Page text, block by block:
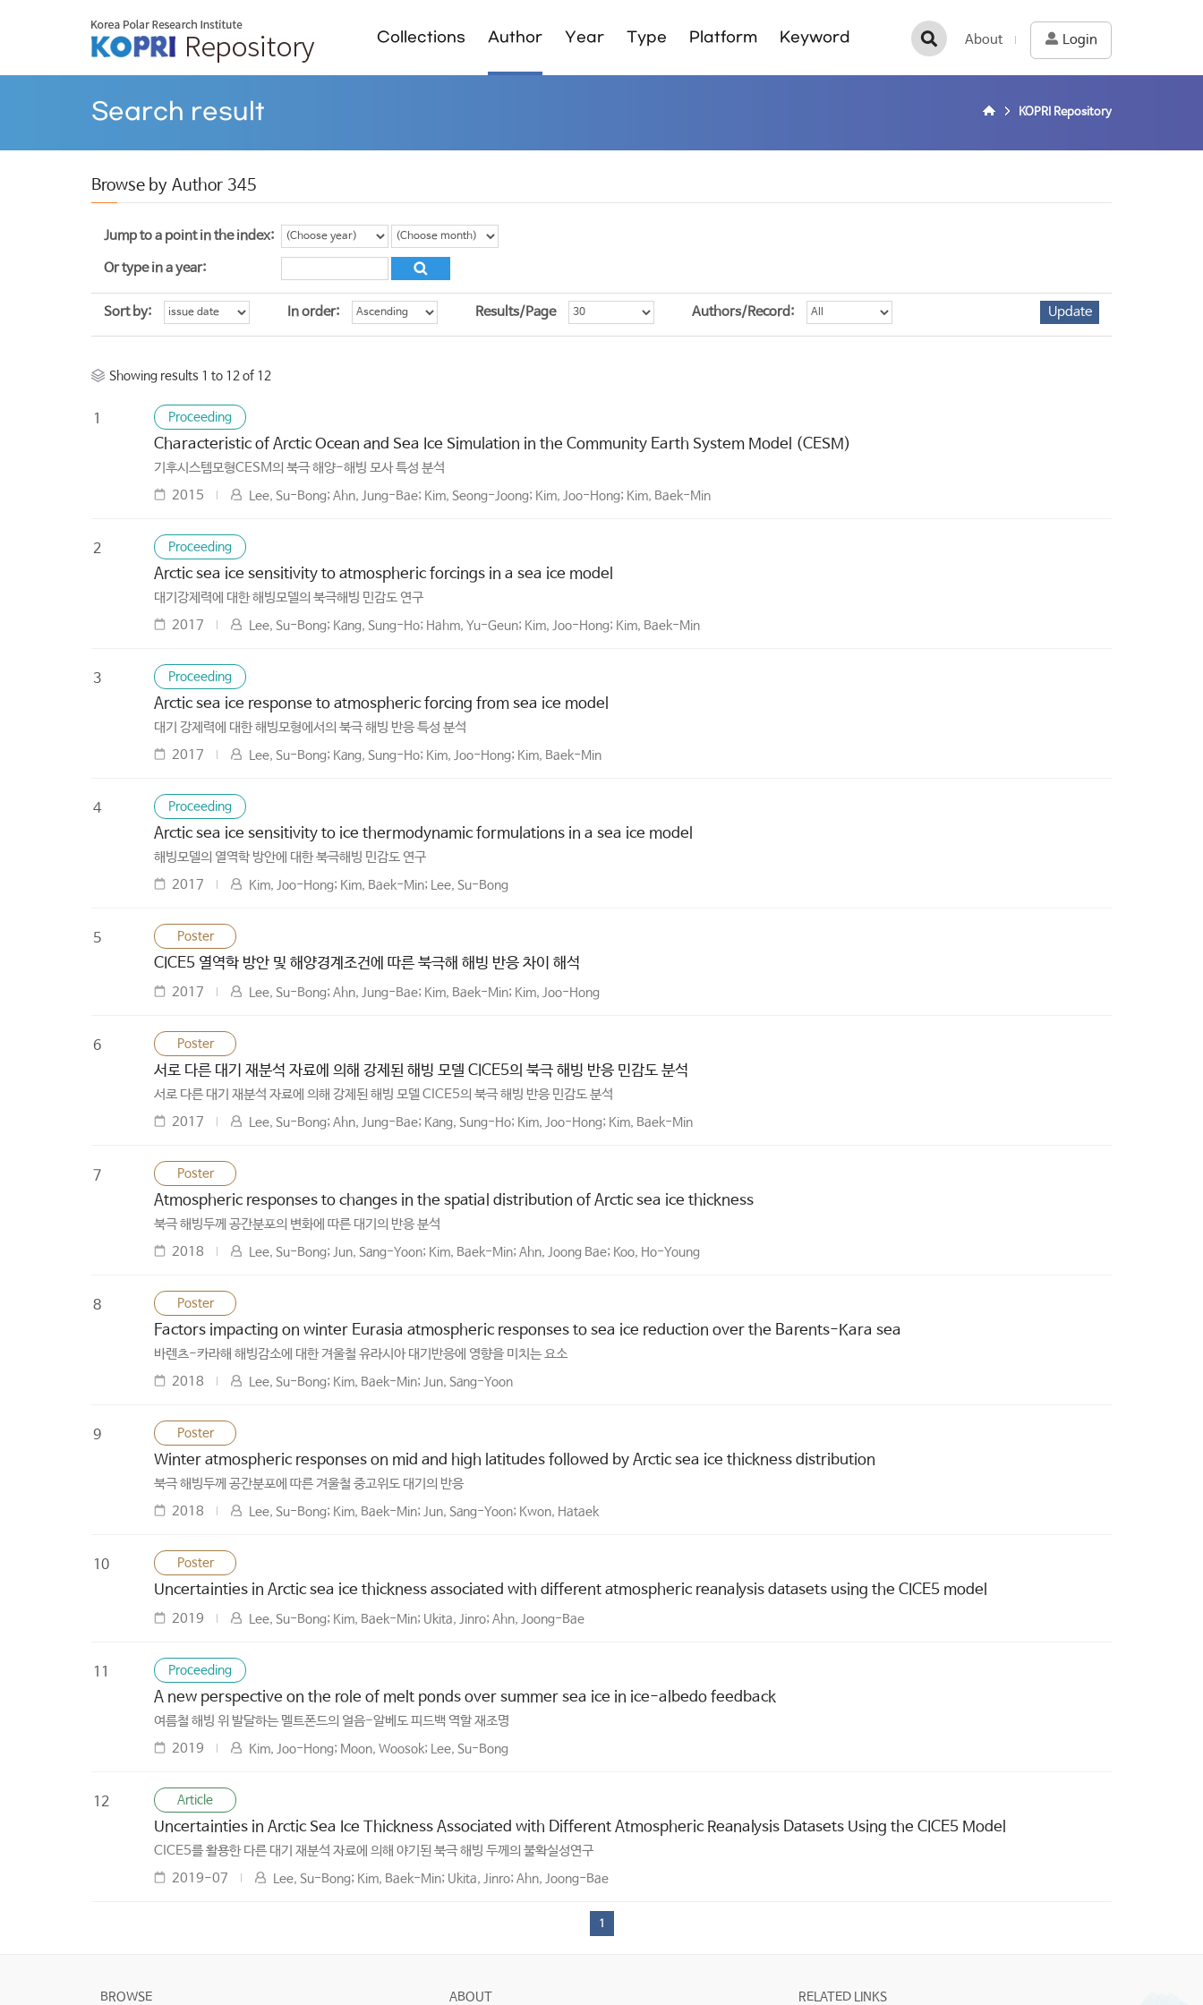
Collections Author Year Type Platform Keyword About Login
Search result KOPRI Repository
Browse by Author 345
Jump to a point in the index:
Or type in a year:
Sort by: In order: Results/Page Authors/Record:
Showing results 1 to 12 of 12
1 Proceeding
Characteristic of Arctic Ocean and Sea Ice Simulation in the Community Earth System Model (CESM)
기후시스템모형CESM의 북극 해양-해빙 모사 특성 분석
2015
Lee, Su-Bong; Ahn, Jung-Bae; Kim, Seong-Joong; Kim, Joo-Hong; Kim, Baek-Min
2 Proceeding
Arctic sea ice sensitivity to atmospheric forcings in a sea ice model
대기강제력에 대한 해빙모델의 북극해빙 민감도 연구
2017
Lee, Su-Bong; Kang, Sung-Ho; Hahm, Yu-Geun; Kim, Joo-Hong; Kim, Baek-Min
3 Proceeding
Arctic sea ice response to atmospheric forcing from sea ice model
대기 강제력에 대한 해빙모형에서의 북극 해빙 반응 특성 분석
2017
Lee, Su-Bong; Kang, Sung-Ho; Kim, Joo-Hong; Kim, Baek-Min
4 Proceeding
Arctic sea ice sensitivity to ice thermodynamic formulations in a sea ice model
해빙모델의 열역학 방안에 대한 북극해빙 민감도 연구
2017
Kim, Joo-Hong; Kim, Baek-Min; Lee, Su-Bong
5 Poster
CICE5 열역학 방안 및 해양경계조건에 따른 북극해 해빙 반응 차이 해석
2017 Lee, Su-Bong; Ahn, Jung-Bae; Kim, Baek-Min; Kim, Joo-Hong
6 Poster
서로 다른 대기 재분석 자료에 의해 강제된 해빙 모델 CICE5의 북극 해빙 반응 민감도 분석
서로 다른 대기 재분석 자료에 의해 강제된 해빙 모델 CICE5의 북극 해빙 반응 민감도 분석
2017
Lee, Su-Bong; Ahn, Jung-Bae; Kang, Sung-Ho; Kim, Joo-Hong; Kim, Baek-Min
7 Poster
Atmospheric responses to changes in the spatial distribution of Arctic sea ice thickness
북극 해빙두께 공간분포의 변화에 따른 대기의 반응 분석
2018
Lee, Su-Bong; Jun, Sang-Yoon; Kim, Baek-Min; Ahn, Joong Bae; Koo, Ho-Young
8 Poster
Factors impacting on winter Eurasia atmospheric responses to sea ice reduction over the Barents-Kara sea
바렌츠-카라해 해빙감소에 대한 겨울철 유라시아 대기반응에 영향을 미치는 요소
2018
Lee, Su-Bong; Kim, Baek-Min; Jun, Sang-Yoon
9 Poster
Winter atmospheric responses on mid and high latitudes followed by Arctic sea ice thickness distribution
북극 해빙두께 공간분포에 따른 겨울철 중고위도 대기의 반응
2018
Lee, Su-Bong; Kim, Baek-Min; Jun, Sang-Yoon; Kwon, Hataek
10 Poster
Uncertainties in Arctic sea ice thickness associated with different atmospheric reanalysis datasets using the CICE5 model
2019 Lee, Su-Bong; Kim, Baek-Min; Ukita, Jinro; Ahn, Joong-Bae
11 Proceeding
A new perspective on the role of melt ponds over summer sea ice in ice-albedo feedback
여름철 해빙 위 발달하는 멜트폰드의 얼음-알베도 피드백 역할 재조명
2019
Kim, Joo-Hong; Moon, Woosok; Lee, Su-Bong
12 Article
Uncertainties in Arctic Sea Ice Thickness Associated with Different Atmospheric Reanalysis Datasets Using the CICE5 Model
CICE5를 활용한 다른 대기 재분석 자료에 의해 야기된 북극 해빙 두께의 불확실성연구
2019-07
Lee, Su-Bong; Kim, Baek-Min; Ukita, Jinro; Ahn, Joong-Bae
1
BROWSE ABOUT RELATED LINKS